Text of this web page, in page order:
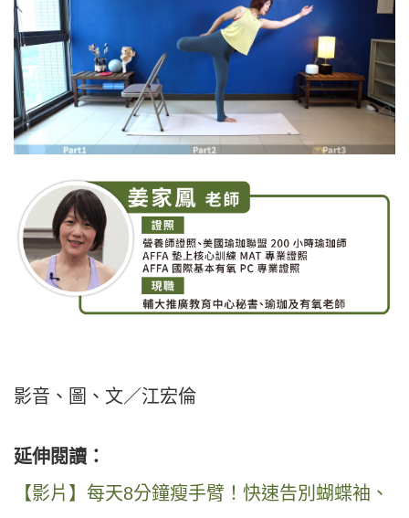
影音、圖、文／江宏倫
延伸閱讀：
【影片】每天8分鐘瘦手臂！快速告別蝴蝶袖、